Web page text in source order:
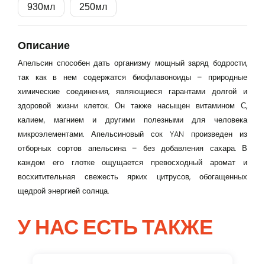
Эл. почта
Вход
930мл 250мл
Описание
Апельсин способен дать организму мощный заряд бодрости,
так как в нем содержатся биофлавоноиды – природные
химические соединения, являющиеся гарантами долгой и
здоровой жизни клеток. Он также насыщен витамином С,
калием, магнием и другими полезными для человека
микроэлементами. Апельсиновый сок YAN произведен из
отборных сортов апельсина – без добавления сахара. В
каждом его глотке ощущается превосходный аромат и
восхитительная свежесть ярких цитрусов, обогащенных
щедрой энергией солнца.
У НАС ЕСТЬ ТАКЖЕ